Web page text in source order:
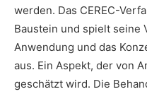
werden. Das CEREC-
Baustein und spielt seine
Anwendung und das
aus. Ein Aspekt, der von
geschätzt wird. Die